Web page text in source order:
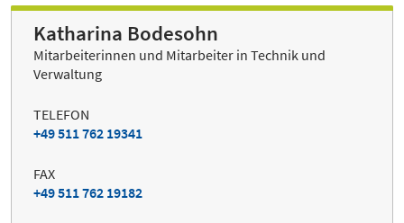
Katharina Bodesohn
Mitarbeiterinnen und Mitarbeiter in Technik und
Verwaltung
TELEFON
+49 511 762 19341
FAX
+49 511 762 19182